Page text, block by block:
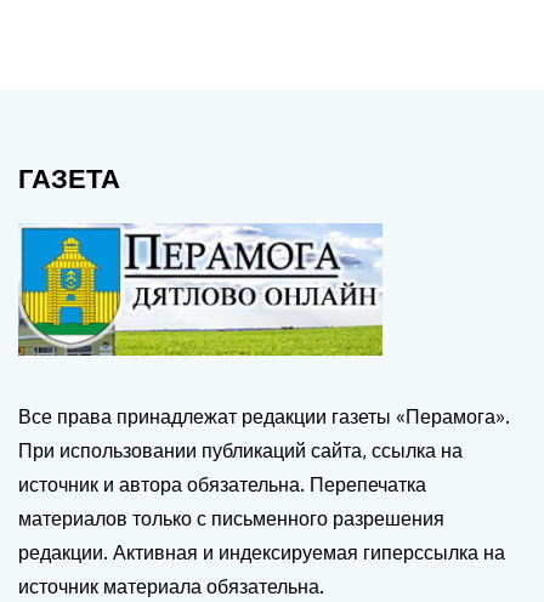
ГАЗЕТА
Все права принадлежат редакции газеты «Перамога».
При использовании публикаций сайта, ссылка на
источник и автора обязательна. Перепечатка
материалов только с письменного разрешения
редакции. Активная и индексируемая гиперссылка на
источник материала обязательна.